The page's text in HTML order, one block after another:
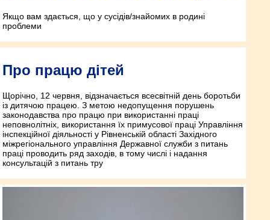
Якщо вам здається, що у сусідів/знайомих в родині
проблеми
Про працю дітей
Щорічно, 12 червня, відзначається всесвітній день боротьби
із дитячою працею. З метою недопущення порушень
законодавства про працю при використанні праці
неповнолітніх, використання їх примусової праці Управління
інспекційної діяльності у Рівненській області Західного
міжрегіонального управління Державної служби з питань
праці проводить ряд заходів, в тому числі і надання
консультацій з питань тру